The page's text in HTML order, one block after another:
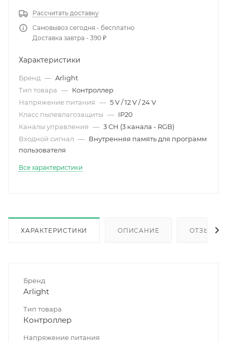
Рассчитать доставку
Самовывоз сегодня - бесплатно
Доставка завтра - 390 ₽
Характеристики
Бренд — Arlight
Тип товара — Контроллер
Напряжение питания — 5 V / 12 V / 24 V
Класс пылевлагозащиты — IP20
Каналы управления — 3 CH (3 канала - RGB)
Входной сигнал — Внутренняя память для программ
пользователя
Все характеристики
ХАРАКТЕРИСТИКИ ОПИСАНИЕ ОТЗЫВЫ
Бренд
Arlight
Тип товара
Контроллер
Напряжение питания